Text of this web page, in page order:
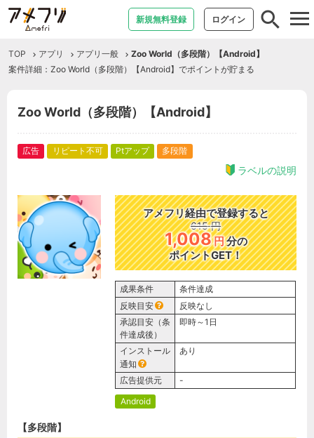
新規無料登録 ログイン
TOP アプリ アプリ一般
Zoo World（多段階）【Android】
案件詳細：Zoo World（多段階）【Android】でポイントが貯まる
Zoo World（多段階）【Android】
広告 リピート不可 Ptアップ 多段階
ラベルの説明
アメフリ経由で登録すると
615 円
1,008円分の
ポイントGET！
成果条件
条件達成
反映目安
反映なし
承認目安（条
件達成後）
即時～1日
インストール
通知
あり
広告提供元
-
Android
【多段階】